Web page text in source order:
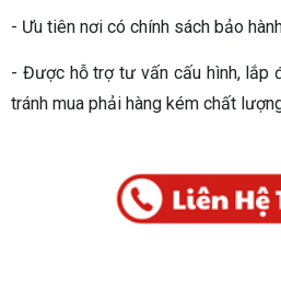
- Ưu tiên nơi có chính sách bảo
- Được hỗ trợ tư vấn cấu hình, lắp
tránh mua phải hàng kém chất